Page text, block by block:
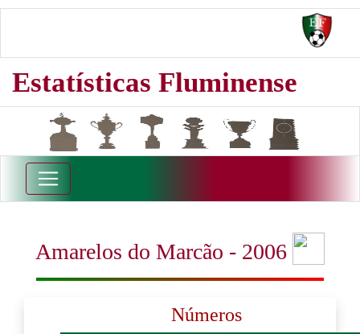
Estatísticas Fluminense
Amarelos do Marcão - 2006
Números